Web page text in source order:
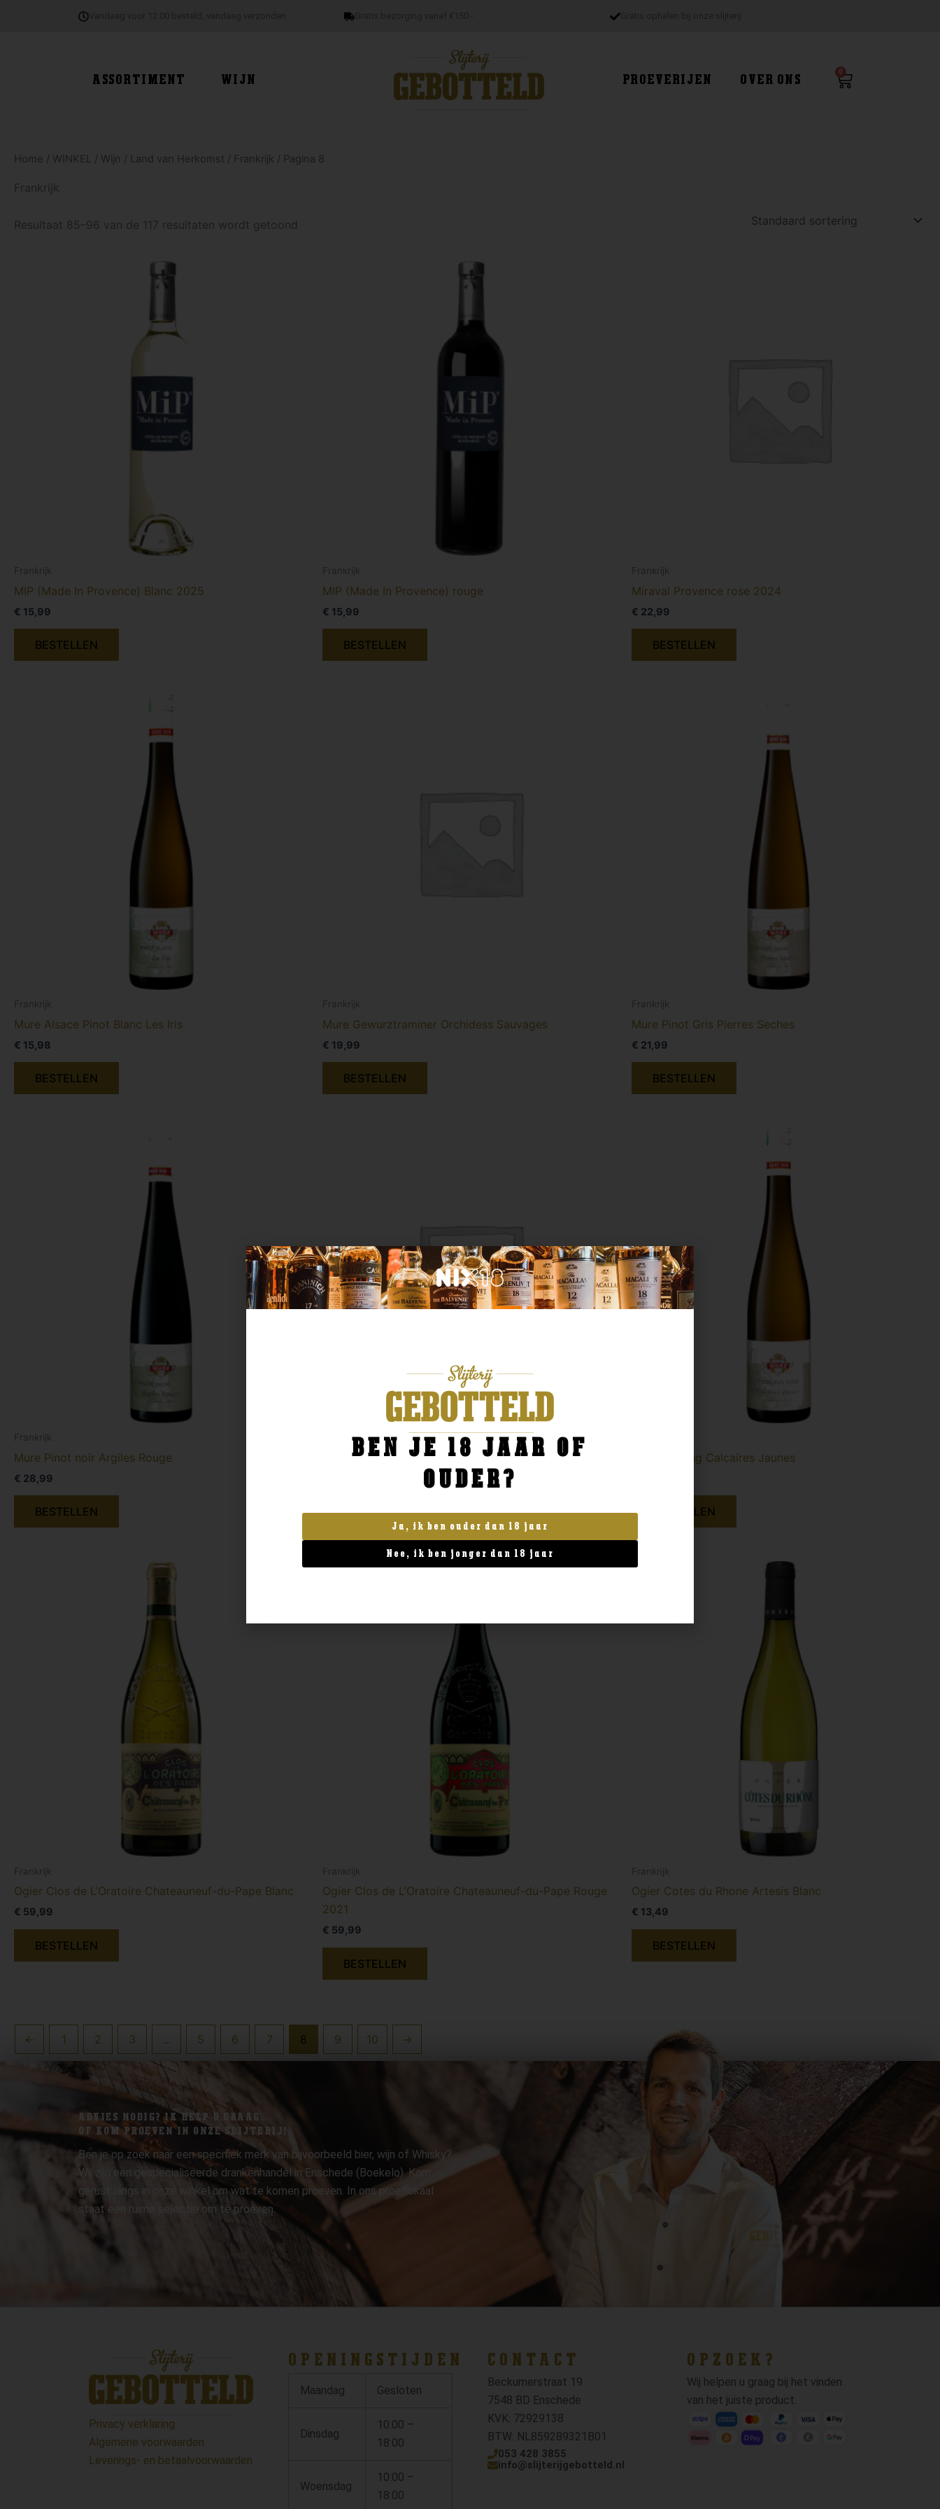
ASSORTIMENT WIJN PROEVERIJEN OVER ONS
0
Winkelwagen
Home / WINKEL / Wijn / Land van Herkomst / Frankrijk / Pagina 8
Frankrijk
Resultaat 85–96 van de 117 resultaten wordt getoond
Frankrijk
MIP (Made In Provence) Blanc 2025
€ 15,99
BESTELLEN
Frankrijk
MIP (Made In Provence) rouge
€ 15,99
BESTELLEN
Frankrijk
Miraval Provence rose 2024
€ 22,99
BESTELLEN
Frankrijk
Mure Alsace Pinot Blanc Les Iris
€ 15,98
BESTELLEN
Frankrijk
Mure Gewurztraminer Orchidess Sauvages
€ 19,99
BESTELLEN
Frankrijk
Mure Pinot Gris Pierres Seches
€ 21,99
BESTELLEN
Frankrijk
Mure Pinot noir Argiles Rouge
€ 28,99
BESTELLEN
Frankrijk
Mure Prestige Cremant de Alsace
BESTELLEN
Mure Riesling Calcaires Jaunes
BESTELLEN
Frankrijk
Ogier Clos de L’Oratoire Chateauneuf-du-Pape Blanc
€ 59,99
BESTELLEN
Frankrijk
Ogier Clos de L’Oratoire Chateauneuf-du-Pape Rouge
2021
€ 59,99
BESTELLEN
Frankrijk
Ogier Cotes du Rhone Artesis Blanc
€ 13,49
BESTELLEN
← 1 2 3 5 6 7 8 9 10 →
ADVIES NODIG? IK HELP U GRAAG.
OF KOM PROEVEN IN ONZE SLIJTERIJ!
Ben je op zoek naar een specifiek merk van bijvoorbeeld bier, wijn of Whisky?
Wij zijn een gespecialiseerde drankenhandel in Enschede (Boekelo). Kom
gerust langs in onze winkel om wat te komen proeven. In ons proeflokaal
staat een ruime selectie om te proeven.
Privacy verklaring
Algemene voorwaarden
Leverings- en betaalvoorwaarden
OPENINGSTIJDEN
Maandag Gesloten
Dinsdag
10:00 –
18:00
Woensdag
10:00 –
18:00
CONTACT
Beckumerstraat 19
7548 BD Enschede
KVK: 72929138
BTW: NL859289321B01
053 428 3855
info@slijterijgebotteld.nl
OPZOEK?
Wij helpen u graag bij het vinden
van het juiste product.
BEN JE 18 JAAR OF
OUDER?
Ja, ik ben ouder dan 18 jaar
Nee, ik ben jonger dan 18 jaar